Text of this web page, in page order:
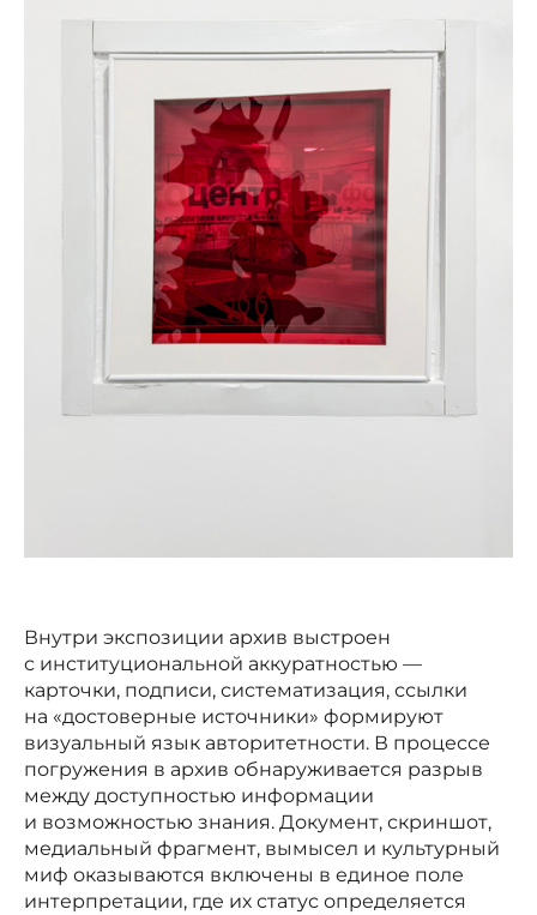
Внутри экспозиции архив выстроен
с институциональной аккуратностью —
карточки, подписи, систематизация, ссылки
на «достоверные источники» формируют
визуальный язык авторитетности. В процессе
погружения в архив обнаруживается разрыв
между доступностью информации
и возможностью знания. Документ, скриншот,
медиальный фрагмент, вымысел и культурный
миф оказываются включены в единое поле
интерпретации, где их статус определяется